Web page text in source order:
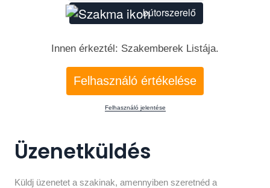
bútorszerelő
Innen érkeztél: Szakemberek Listája.
Felhasználó értékelése
Felhasználó jelentése
Üzenetküldés
Küldj üzenetet a szakinak, amennyiben szeretnéd a